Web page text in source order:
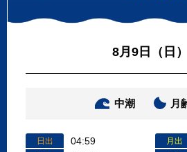
中潮 月
日出 04:59 月出